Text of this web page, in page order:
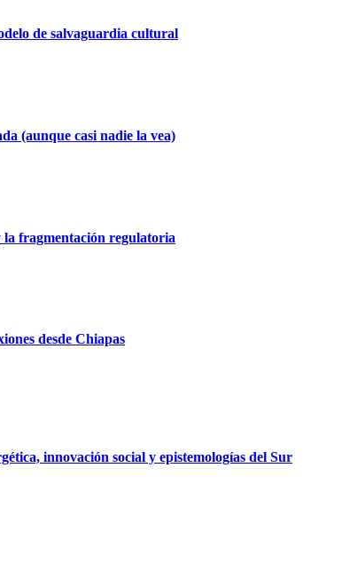
de salvaguardia cultural
(aunque casi nadie la vea)
fragmentación regulatoria
desde Chiapas
innovación social y epistemologías del Sur